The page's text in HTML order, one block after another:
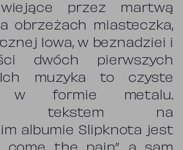
wiejące przez martwą
obrzeżach miasteczka,
Iowa, w beznadziei i
dwóch pierwszych
Ich muzyka to czyste
w formie metalu.
tekstem na
albumie Slipknota jest